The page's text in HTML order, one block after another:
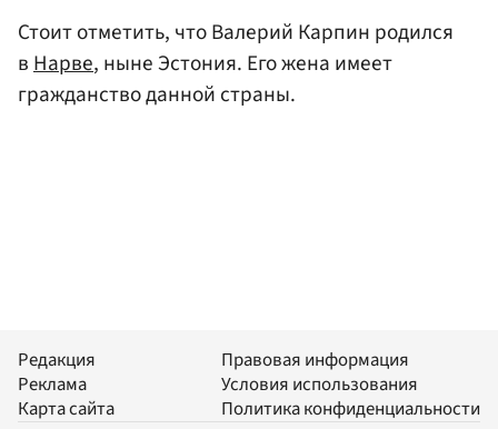
Стоит отметить, что Валерий Карпин родился
вНарве, ныне Эстония. Его жена имеет
гражданство данной страны.
Редакция
Реклама
Карта сайта
Правовая информация
Условия использования
Политика конфиденциальности